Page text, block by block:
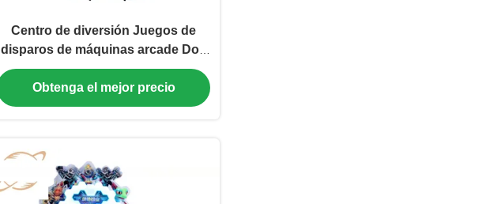
Centro de diversión Juegos de
disparos de máquinas arcade Dos
jugadores con sonido estéreo 3D
Obtenga el mejor precio